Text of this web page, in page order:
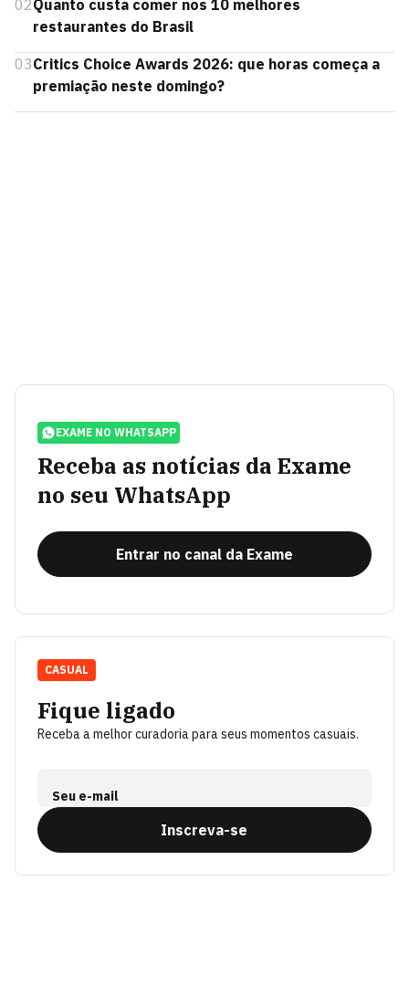
02Quanto custa comer nos 10 melhores
restaurantes do Brasil
03Critics Choice Awards 2026: que horas começa a
premiação neste domingo?
EXAME NO WHATSAPP
Receba as notícias da Exame
no seu WhatsApp
Entrar no canal da Exame
Fique ligado
Receba a melhor curadoria para seus momentos casuais.
Seu e-mail
Inscreva-se
CASUAL